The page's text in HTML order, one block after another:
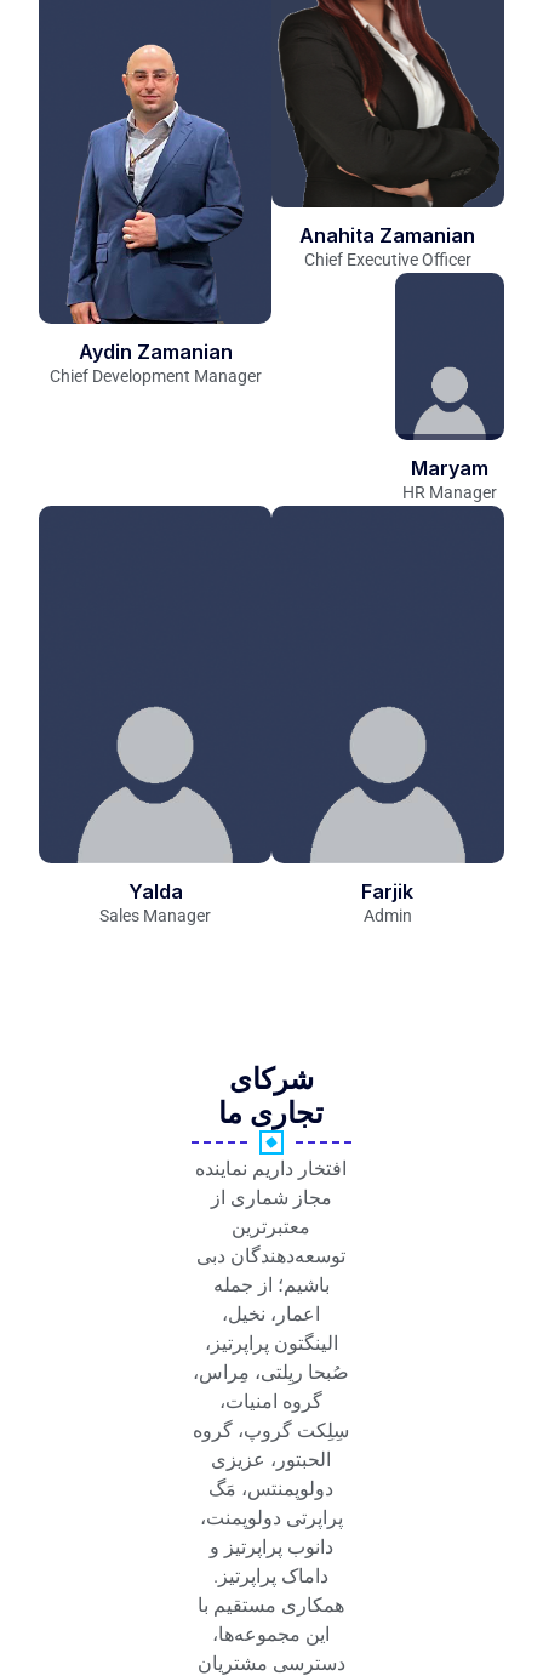
Anahita Zamanian
Chief Executive Officer
Maryam
HR Manager
Aydin Zamanian
Chief Development Manager
Farjik
Admin
Yalda
Sales Manager
شرکای
تجاری ما
افتخار داریم نماینده
مجاز شماری از
معتبرترین
توسعه‌دهندگان دبی
باشیم؛ از جمله
اعمار، نخیل،
الینگتون پراپرتیز،
صُبحا ریِلتی، مِراس،
گروه امنیات،
سِلِکت گروپ، گروه
الحبتور، عزیزی
دولوپمنتس، مَگ
پراپرتی دولوپمنت،
دانوب پراپرتیز و
داماک پراپرتیز.
همکاری مستقیم با
این مجموعه‌ها،
دسترسی مشتریان